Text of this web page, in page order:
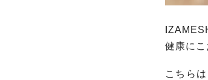
健康にこ
こちら